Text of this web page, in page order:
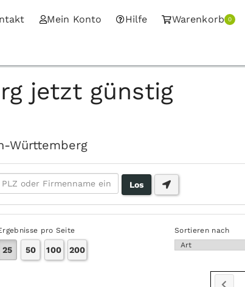
Mein Konto Hilfe Warenkorb 0
jetzt günstig
Württemberg
pro Seite Sortieren nach
25 50 100 200